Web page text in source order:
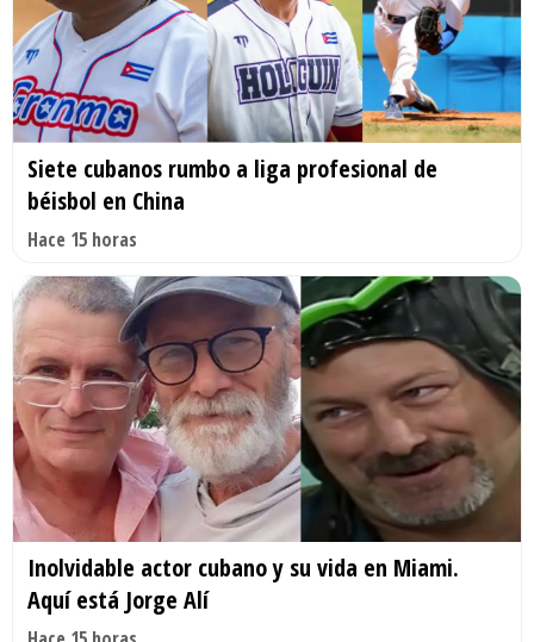
Siete cubanos rumbo a liga profesional de
béisbol en China
Hace 15 horas
Inolvidable actor cubano y su vida en Miami.
Aquí está Jorge Alí